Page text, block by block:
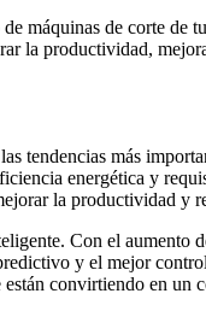
máquinas de corte de
la productividad,
tendencias más
energética y
la productividad y
Con el aumento
y el mejor
convirtiendo en un